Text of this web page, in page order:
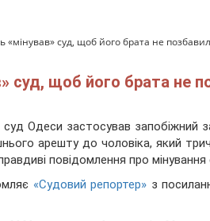
«мінував» суд, щоб його брата не
суд, щоб його брата не
Одеси застосував запобіжний
арешту до чоловіка, який
повідомлення про мінування
«Судовий репортер» з